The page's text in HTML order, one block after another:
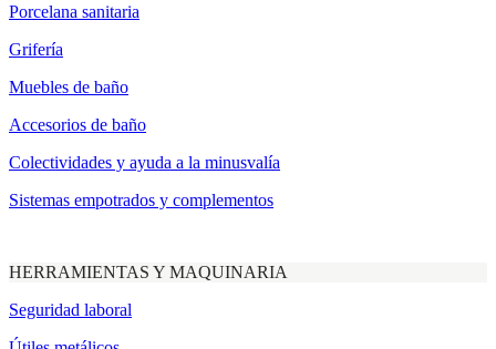
Porcelana sanitaria
Grifería
Muebles de baño
Accesorios de baño
Colectividades y ayuda a la minusvalía
Sistemas empotrados y complementos
HERRAMIENTAS Y MAQUINARIA
Seguridad laboral